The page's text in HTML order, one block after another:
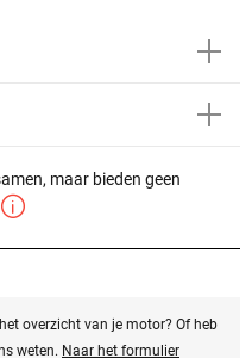
maar bieden geen
overzicht van je motor? Of heb
weten. Naar het formulier